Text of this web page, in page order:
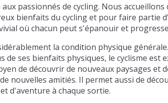
passionnés de cycling. Nous
bienfaits du cycling et pour faire partie
où chacun peut s'épanouir et
la condition physique
de ses bienfaits physiques, le cyclisme
de découvrir de nouveaux paysages
nouvelles amitiés. Il permet aussi de
d'aventure à chaque sortie.